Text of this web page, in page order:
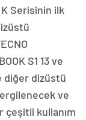
Serisinin ilk
S1 13 ve
diğer dizüstü
ve
çeşitli kullanım